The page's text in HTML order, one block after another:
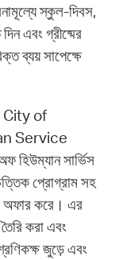
স্কুল-দিবস,
এবং গ্রীষ্মের
ব্যয় সাপেক্ষে
City of
Service
হিউম্যান সার্ভিস
প্রোগ্রাম সহ
অফার করে। এর
করা এবং
জুড়ে এবং